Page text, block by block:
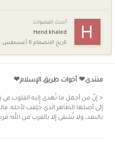
أحدث العضوات
Hend khaled
تاريخ الانضمام 6 أغسطس, 2025
منتدى❤ أخوات طريق الإسلام❤
< إنّ من أجمل ما تُهدى إليه القلوب في
إلى أصلها الطاهر الذي خُلِقت لأجله.
بالبعد، ولا تُشفى إلا بالقرب من الله؛